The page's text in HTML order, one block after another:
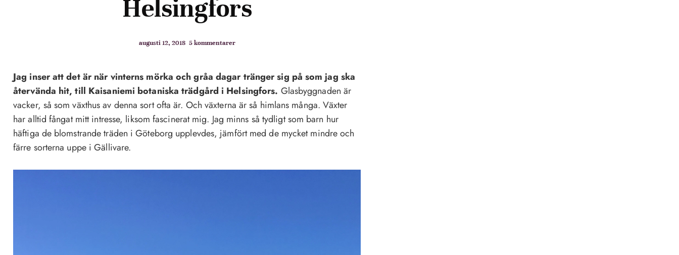
Helsingfors
augusti 12, 2018 5 kommentarer
Jag inser att det är när vinterns mörka och gråa dagar tränger sig på som jag ska
återvända hit, till Kaisaniemi botaniska trädgård i Helsingfors. Glasbyggnaden är
vacker, så som växthus av denna sort ofta är. Och växterna är så himlans många. Växter
har alltid fångat mitt intresse, liksom fascinerat mig. Jag minns så tydligt som barn hur
häftiga de blomstrande träden i Göteborg upplevdes, jämfört med de mycket mindre och
färre sorterna uppe i Gällivare.